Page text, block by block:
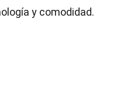
y comodidad.